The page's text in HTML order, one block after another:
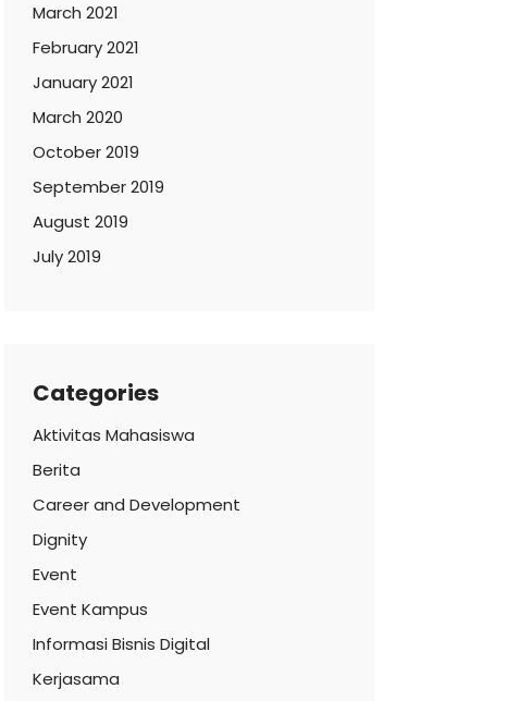
March 2021
February 2021
January 2021
March 2020
October 2019
September 2019
August 2019
July 2019
Categories
Aktivitas Mahasiswa
Berita
Career and Development
Dignity
Event
Event Kampus
Informasi Bisnis Digital
Kerjasama